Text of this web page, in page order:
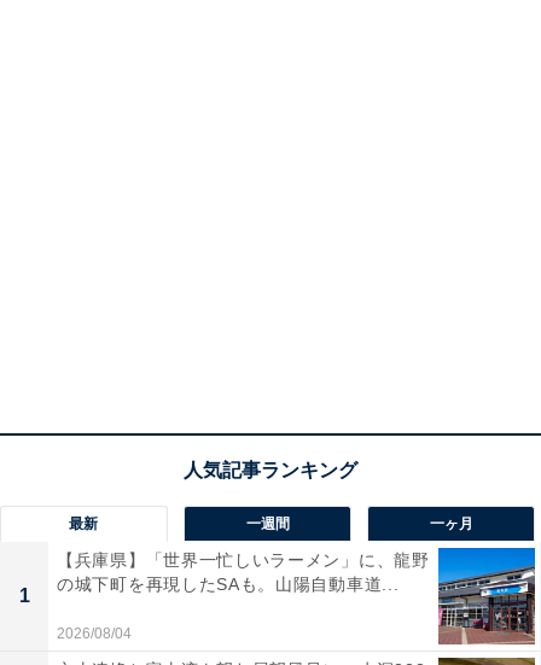
最新 一週間 一ヶ月
1
【兵庫県】「世界一忙しいラーメン」に、龍野
の城下町を再現したSAも。山陽自動車道...
2026/08/04